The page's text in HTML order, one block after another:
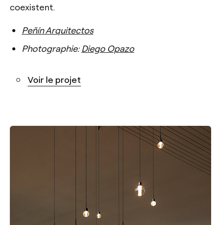
coexistent.
Peñín Arquitectos
Photographie: Diego Opazo
Voir le projet